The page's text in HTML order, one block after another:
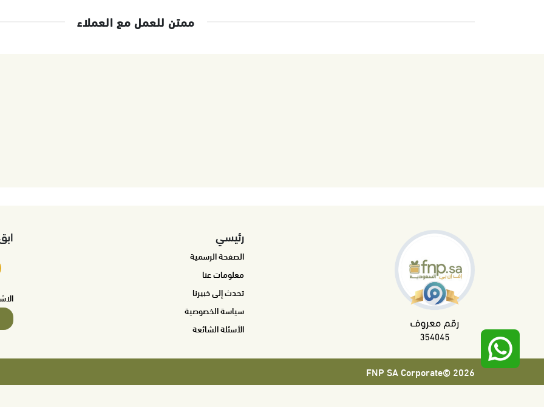
ممتن للعمل مع العملاء
رئيسي
الصفحة الرسمية
معلومات عنا
تحدث إلى خبيرنا
سياسة الخصوصية
الأسئلة الشائعة
2026 ©FNP SA Corporate